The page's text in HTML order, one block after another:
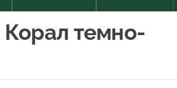
темно-